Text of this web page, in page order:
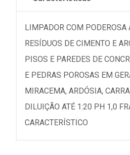
LIMPADOR COM PODEROSA
RESÍDUOS DE CIMENTO E
PISOS E PAREDES DE
E PEDRAS POROSAS EM
MIRACEMA, ARDÓSIA,
DILUIÇÃO ATÉ 1:20 PH 1,0
CARACTERÍSTICO